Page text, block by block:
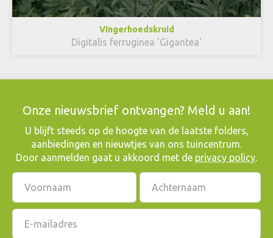
Vingerhoedskruid
Digitalis ferruginea 'Gigantea'
Onze nieuwsbrief ontvangen? Meld u aan!
​U blijft steeds op de hoogte van de laatste folders,
aanbiedingen en nieuwtjes van ons tuincentrum.
Door aanmelden gaat u akkoord met de privacy policy.